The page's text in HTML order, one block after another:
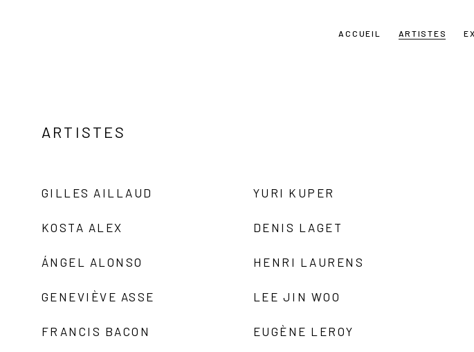
ACCUEIL ARTISTES
ARTISTES
GILLES AILLAUD
KOSTA ALEX
ÁNGEL ALONSO
GENEVIÈVE ASSE
FRANCIS BACON
YURI KUPER
DENIS LAGET
HENRI LAURENS
LEE JIN WOO
EUGÈNE LEROY